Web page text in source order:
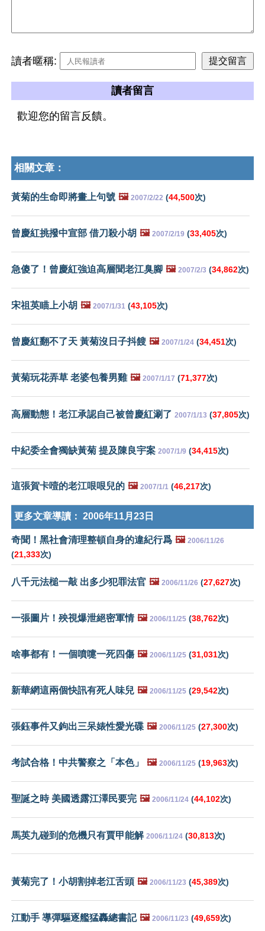
讀者暱稱:
讀者留言
歡迎您的留言反饋。
相關文章：
黃菊的生命即將畫上句號 🖼️ 2007/2/22 (44,500次)
曾慶紅挑撥中宣部 借刀殺小胡 🖼️ 2007/2/19 (33,405次)
急傻了！曾慶紅強迫高層聞老江臭腳 🖼️ 2007/2/3 (34,862次)
宋祖英瞄上小胡 🖼️ 2007/1/31 (43,105次)
曾慶紅翻不了天 黃菊沒日子抖餿 🖼️ 2007/1/24 (34,451次)
黃菊玩花弄草 老婆包養男雞 🖼️ 2007/1/17 (71,377次)
高層動態！老江承認自己被曾慶紅涮了 2007/1/13 (37,805次)
中紀委全會獨缺黃菊 提及陳良宇案 2007/1/9 (34,415次)
這張賀卡噎的老江哏哏兒的 🖼️ 2007/1/1 (46,217次)
更多文章導讀： 2006年11月23日
奇聞！黑社會清理整頓自身的違紀行爲 🖼️ 2006/11/26
(21,333次)
八千元法槌一敲 出多少犯罪法官 🖼️ 2006/11/26 (27,627次)
一張圖片！殃視爆泄絕密軍情 🖼️ 2006/11/25 (38,762次)
啥事都有！一個噴嚏一死四傷 🖼️ 2006/11/25 (31,031次)
新華網這兩個快訊有死人味兒 🖼️ 2006/11/25 (29,542次)
張鈺事件又鉤出三呆婊性愛光碟 🖼️ 2006/11/25 (27,300次)
考試合格！中共警察之「本色」 🖼️ 2006/11/25 (19,963次)
聖誕之時 美國透露江澤民要完 🖼️ 2006/11/24 (44,102次)
馬英九碰到的危機只有賈甲能解 2006/11/24 (30,813次)
黃菊完了！小胡割掉老江舌頭 🖼️ 2006/11/23 (45,389次)
江動手 導彈驅逐艦猛轟總書記 🖼️ 2006/11/23 (49,659次)